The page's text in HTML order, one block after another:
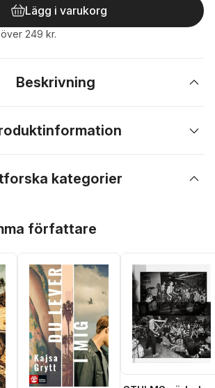
Lägg i varukorg
249 kr.
Beskrivning
kategorier
författare